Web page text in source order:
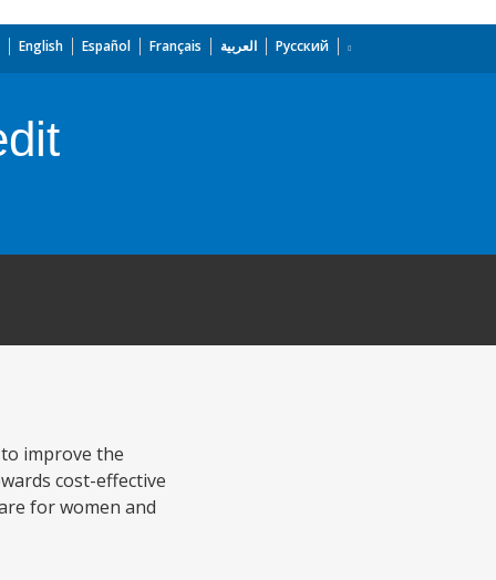
English Español Français العربية Русский
improve the
cost-effective
for women and